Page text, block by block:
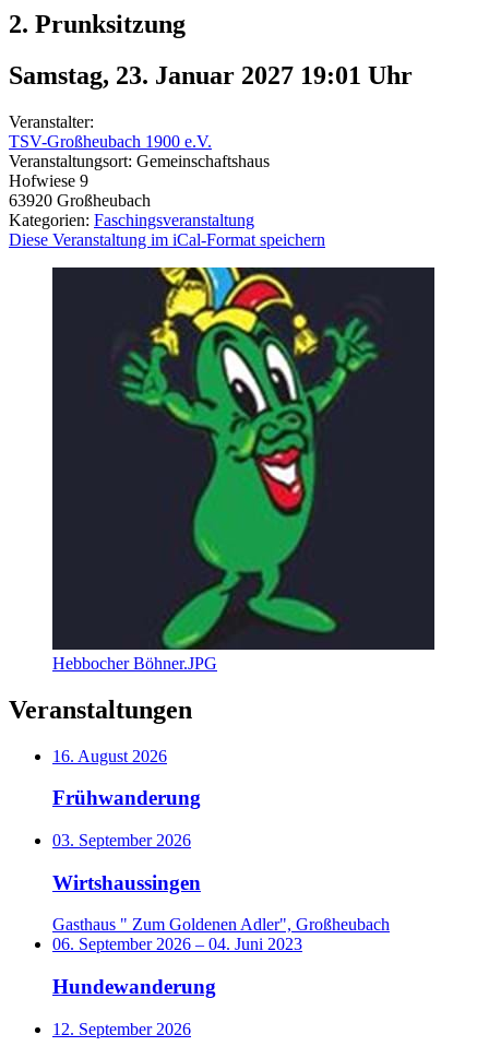
2. Prunksitzung
Samstag, 23. Januar 2027 19:01 Uhr
Veranstalter:
TSV-Großheubach 1900 e.V.
Veranstaltungsort: Gemeinschaftshaus
Hofwiese 9
63920 Großheubach
Kategorien: Faschingsveranstaltung
Diese Veranstaltung im iCal-Format speichern
Hebbocher Böhner.JPG
Veranstaltungen
16. August 2026
Frühwanderung
03. September 2026
Wirtshaussingen
Gasthaus " Zum Goldenen Adler", Großheubach
06. September 2026 – 04. Juni 2023
Hundewanderung
12. September 2026